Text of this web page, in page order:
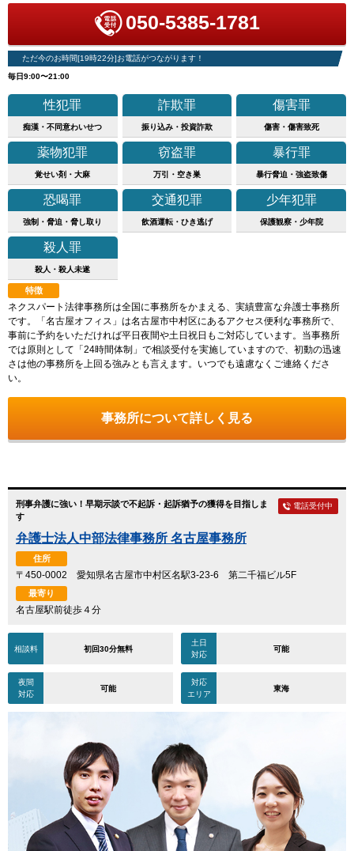
050-5385-1781
ただ今のお時間[19時22分]お電話がつながります！
毎日9:00〜21:00
性犯罪
痴漢・不同意わいせつ
詐欺罪
振り込み・投資詐欺
傷害罪
傷害・傷害致死
薬物犯罪
覚せい剤・大麻
窃盗罪
万引・空き巣
暴行罪
暴行脅迫・強盗致傷
恐喝罪
強制・脅迫・脅し取り
交通犯罪
飲酒運転・ひき逃げ
少年犯罪
保護観察・少年院
殺人罪
殺人・殺人未遂
特徴
ネクスパート法律事務所は全国に事務所をかまえる、実績豊富な弁護士事務所
です。「名古屋オフィス」は名古屋市中村区にあるアクセス便利な事務所で、
事前に予約をいただければ平日夜間や土日祝日もご対応しています。当事務所
では原則として「24時間体制」で相談受付を実施していますので、初動の迅速
さは他の事務所を上回る強みとも言えます。いつでも遠慮なくご連絡くださ
い。
事務所について詳しく見る
刑事弁護に強い！早期示談で不起訴・起訴猶予の獲得を目指しま
す
弁護士法人中部法律事務所 名古屋事務所
住所
〒450-0002 愛知県名古屋市中村区名駅3-23-6 第二千福ビル5F
最寄り
名古屋駅前徒歩４分
電話受付中
相談料 初回30分無料
土日
対応
可能
夜間
対応
可能
対応
エリア
東海